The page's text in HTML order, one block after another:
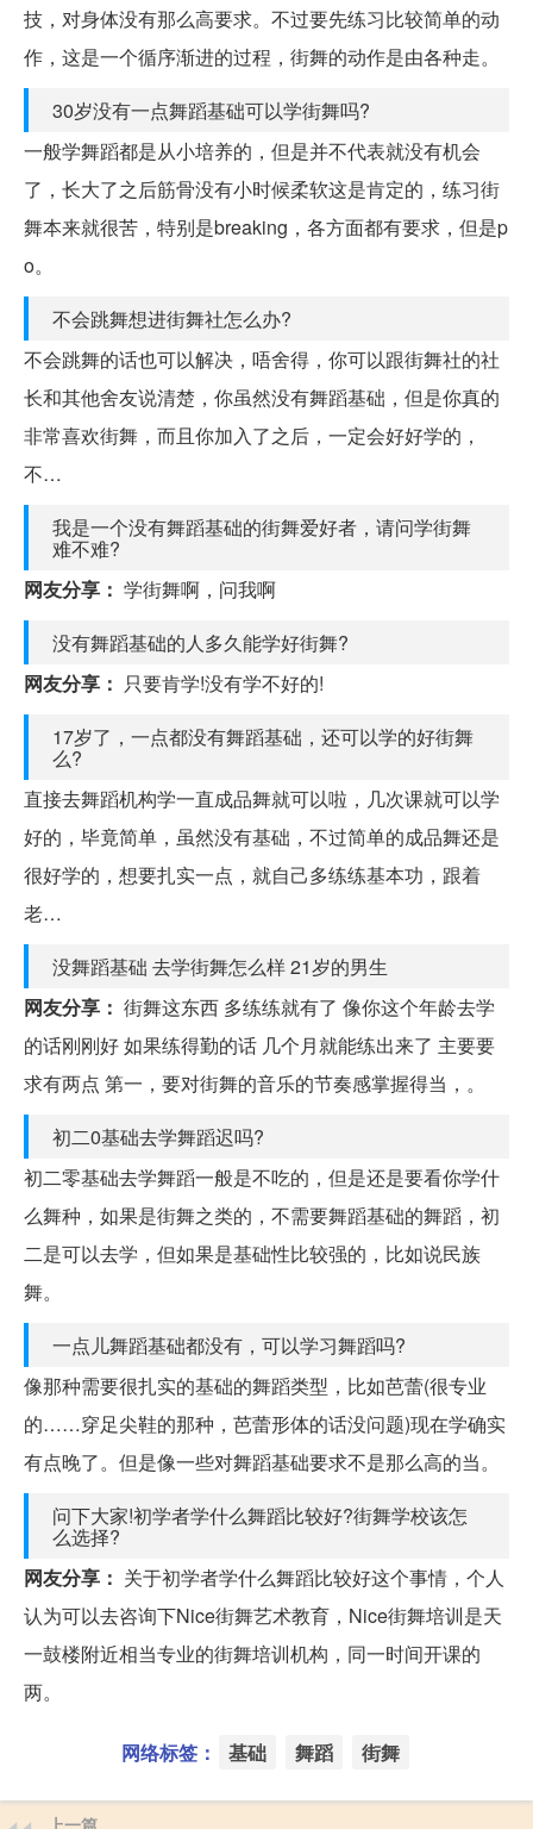
技，对身体没有那么高要求。不过要先练习比较简单的动
作，这是一个循序渐进的过程，街舞的动作是由各种走。
30岁没有一点舞蹈基础可以学街舞吗?
一般学舞蹈都是从小培养的，但是并不代表就没有机会
了，长大了之后筋骨没有小时候柔软这是肯定的，练习街
舞本来就很苦，特别是breaking，各方面都有要求，但是p
o。
不会跳舞想进街舞社怎么办?
不会跳舞的话也可以解决，唔舍得，你可以跟街舞社的社
长和其他舍友说清楚，你虽然没有舞蹈基础，但是你真的
非常喜欢街舞，而且你加入了之后，一定会好好学的，
不…
我是一个没有舞蹈基础的街舞爱好者，请问学街舞
难不难?
网友分享： 学街舞啊，问我啊
没有舞蹈基础的人多久能学好街舞?
网友分享： 只要肯学!没有学不好的!
17岁了，一点都没有舞蹈基础，还可以学的好街舞
么?
直接去舞蹈机构学一直成品舞就可以啦，几次课就可以学
好的，毕竟简单，虽然没有基础，不过简单的成品舞还是
很好学的，想要扎实一点，就自己多练练基本功，跟着
老…
没舞蹈基础 去学街舞怎么样 21岁的男生
网友分享： 街舞这东西 多练练就有了 像你这个年龄去学
的话刚刚好 如果练得勤的话 几个月就能练出来了 主要要
求有两点 第一，要对街舞的音乐的节奏感掌握得当，。
初二0基础去学舞蹈迟吗?
初二零基础去学舞蹈一般是不吃的，但是还是要看你学什
么舞种，如果是街舞之类的，不需要舞蹈基础的舞蹈，初
二是可以去学，但如果是基础性比较强的，比如说民族
舞。
一点儿舞蹈基础都没有，可以学习舞蹈吗?
像那种需要很扎实的基础的舞蹈类型，比如芭蕾(很专业
的……穿足尖鞋的那种，芭蕾形体的话没问题)现在学确实
有点晚了。但是像一些对舞蹈基础要求不是那么高的当。
问下大家!初学者学什么舞蹈比较好?街舞学校该怎
么选择?
网友分享： 关于初学者学什么舞蹈比较好这个事情，个人
认为可以去咨询下Nice街舞艺术教育，Nice街舞培训是天
一鼓楼附近相当专业的街舞培训机构，同一时间开课的
两。
网络标签： 基础 舞蹈 街舞